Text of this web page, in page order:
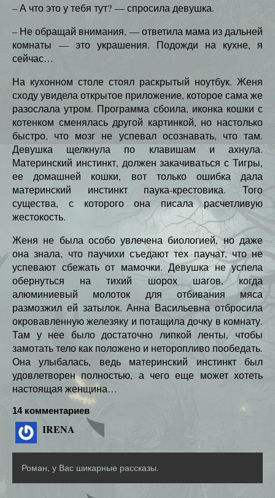
– А что это у тебя тут? — спросила девушка.
– Не обращай внимания, — ответила мама из дальней
комнаты — это украшения. Подожди на кухне, я
сейчас…
На кухонном столе стоял раскрытый ноутбук. Женя
сходу увидела открытое приложение, которое сама же
разослала утром. Программа сбоила, иконка кошки с
котенком сменялась другой картинкой, но настолько
быстро, что мозг не успевал осознавать, что там.
Девушка щелкнула по клавишам и ахнула.
Материнский инстинкт, должен закачиваться с Тигры,
ее домашней кошки, вот только ошибка дала
материнский инстинкт паука-крестовика. Того
существа, с которого она писала расчетливую
жестокость.
Женя не была особо увлечена биологией, но даже
она знала, что паучихи съедают тех паучат, что не
успевают сбежать от мамочки. Девушка не успела
обернуться на тихий шорох шагов, когда
алюминиевый молоток для отбивания мяса
размозжил ей затылок. Анна Васильевна отбросила
окровавленную железяку и потащила дочку в комнату.
Там у нее было достаточно липкой ленты, чтобы
замотать тело как положено и неторопливо пообедать.
Она улыбалась, ведь материнский инстинкт был
удовлетворен полностью, а чего еще может хотеть
настоящая женщина…
14 комментариев
IRENA
Роман, у Вас шикарные рассказы.